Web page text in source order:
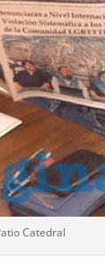
Catedral